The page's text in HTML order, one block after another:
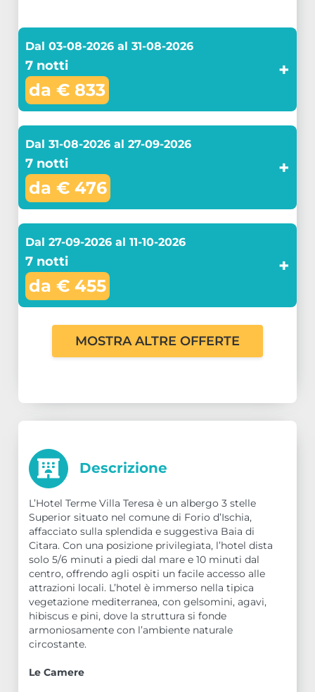
Dal 03-08-2026 al 31-08-2026
7 notti
da € 833
+
Dal 31-08-2026 al 27-09-2026
7 notti
da € 476
+
Dal 27-09-2026 al 11-10-2026
7 notti
da € 455
+
MOSTRA ALTRE OFFERTE
Descrizione
L’Hotel Terme Villa Teresa è un albergo 3 stelle
Superior situato nel comune di Forio d’Ischia,
affacciato sulla splendida e suggestiva Baia di
Citara. Con una posizione privilegiata, l’hotel dista
solo 5/6 minuti a piedi dal mare e 10 minuti dal
centro, offrendo agli ospiti un facile accesso alle
attrazioni locali. L’hotel è immerso nella tipica
vegetazione mediterranea, con gelsomini, agavi,
hibiscus e pini, dove la struttura si fonde
armoniosamente con l’ambiente naturale
circostante.
Le Camere